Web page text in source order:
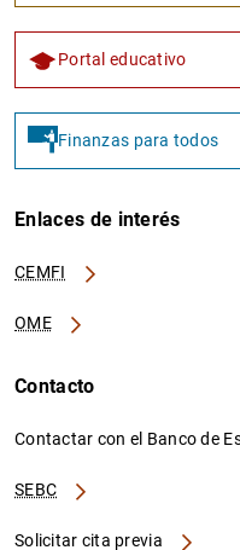
Portal educativo
Finanzas para todos
Enlaces de interés
CEMFI
OME
Contacto
Contactar con el Banco de
SEBC
Solicitar cita previa